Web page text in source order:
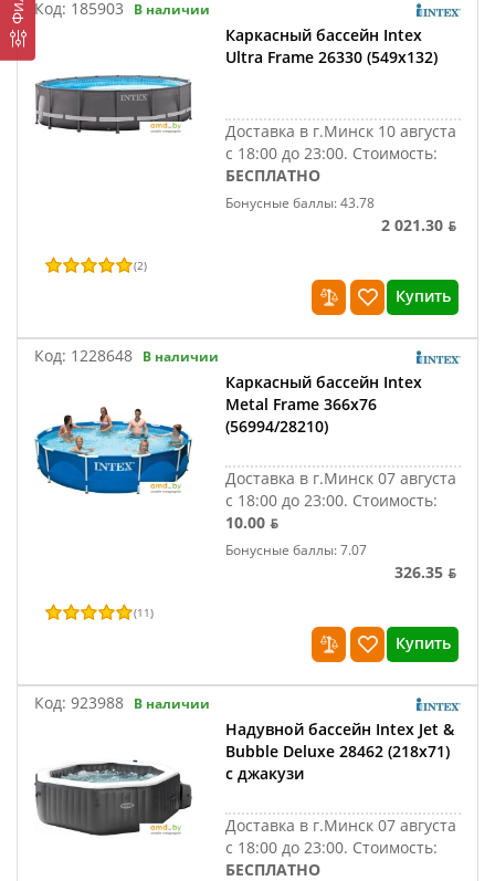
Код: 185903 В наличии
Каркасный бассейн Intex
Ultra Frame 26330 (549х132)
Доставка в г.Минск 10 августа
с 18:00 до 23:00. Стоимость:
БЕСПЛАТНО
Бонусные баллы: 43.78
2 021.30 ƃ
(2)
Купить
Код: 1228648 В наличии
Каркасный бассейн Intex
Metal Frame 366х76
(56994/28210)
Доставка в г.Минск 07 августа
с 18:00 до 23:00. Стоимость:
10.00 ƃ
Бонусные баллы: 7.07
326.35 ƃ
(11)
Купить
Код: 923988 В наличии
Надувной бассейн Intex Jet &
Bubble Deluxe 28462 (218x71)
с джакузи
Доставка в г.Минск 07 августа
с 18:00 до 23:00. Стоимость:
БЕСПЛАТНО